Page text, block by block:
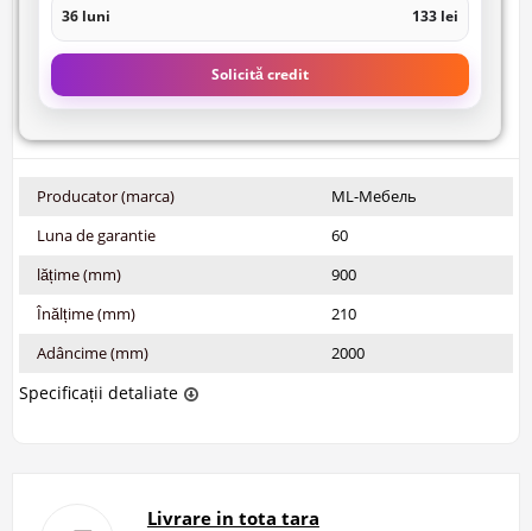
36 luni 133 lei
Solicită credit
Producator (marca)
ML-Мебель
Luna de garantie
60
lățime (mm)
900
Înălțime (mm)
210
Adâncime (mm)
2000
Specificații detaliate
Livrare in tota tara